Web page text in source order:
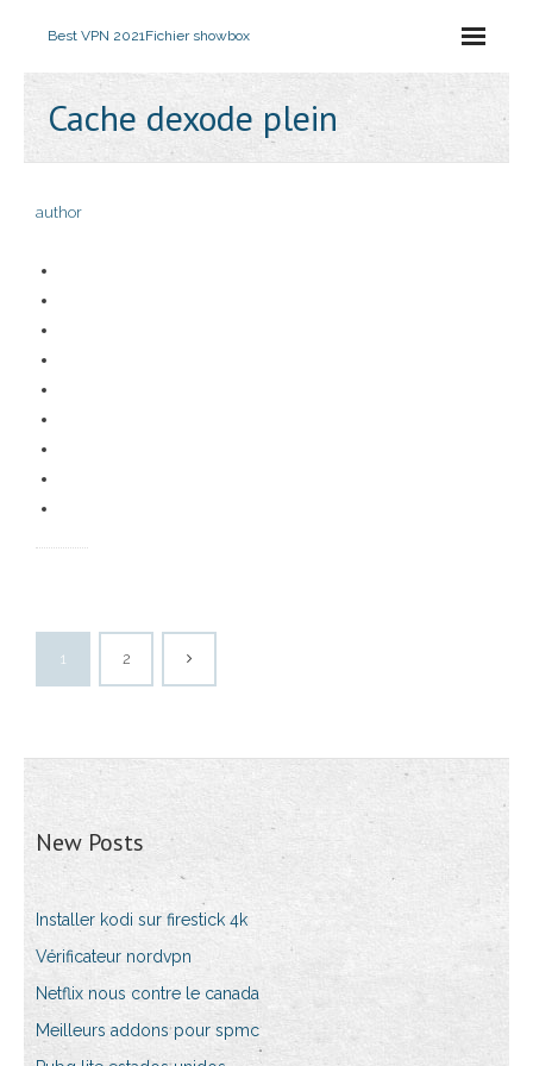
Best VPN 2021Fichier showbox
Cache dexode plein
author
1 2
New Posts
Installer kodi sur firestick 4k
Vérificateur nordvpn
Netflix nous contre le canada
Meilleurs addons pour spmc